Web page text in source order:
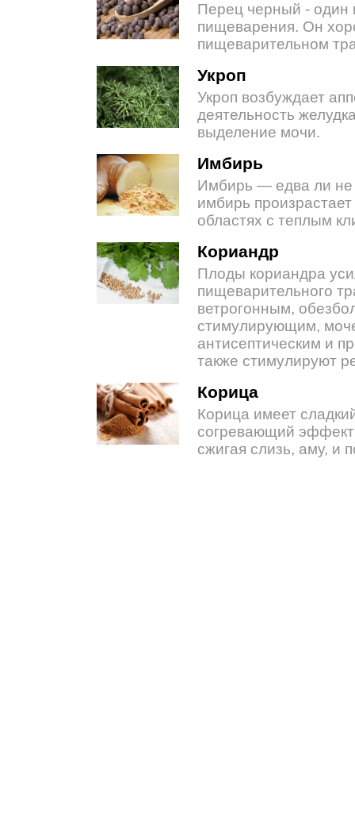
Перец черный - один
пищеварения. Он
пищеварительном
Укроп
Укроп возбуждает
деятельность
выделение мочи.
Имбирь
Имбирь — едва ли не
имбирь
областях с теплым
Кориандр
Плоды кориандра
пищеварительного
ветрогонным,
стимулирующим,
антисептическим и
также стимулируют
Корица
Корица имеет
согревающий эффект
сжигая слизь, аму, и